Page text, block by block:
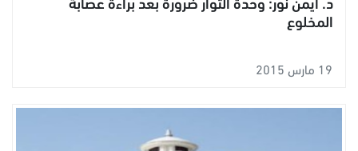
المخلوع
19 مارس 2015